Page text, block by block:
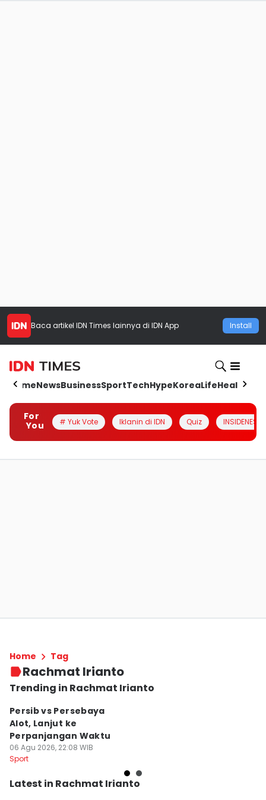
Baca artikel IDN Times lainnya di IDN App Install
HomeNewsBusinessSportTechHypeKoreaLifeHealth
For
You
# Yuk Vote Iklanin di IDN Quiz INSIDENESIA
Home Tag
Rachmat Irianto
Trending in Rachmat Irianto
Persib vs Persebaya
Alot, Lanjut ke
Perpanjangan Waktu
06 Agu 2026, 22:08 WIB
Sport
Latest in Rachmat Irianto